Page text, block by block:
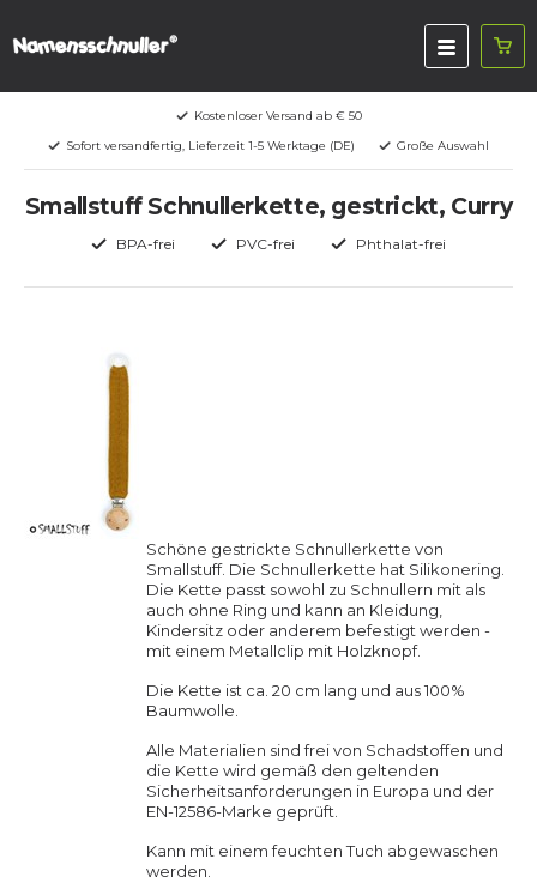
Kostenloser Versand ab € 50
Sofort versandfertig, Lieferzeit 1-5 Werktage (DE)
Große Auswahl
Smallstuff Schnullerkette, gestrickt, Curry
BPA-frei PVC-frei Phthalat-frei
Schöne gestrickte Schnullerkette von
Smallstuff. Die Schnullerkette hat Silikonering.
Die Kette passt sowohl zu Schnullern mit als
auch ohne Ring und kann an Kleidung,
Kindersitz oder anderem befestigt werden -
mit einem Metallclip mit Holzknopf.
Die Kette ist ca. 20 cm lang und aus 100%
Baumwolle.
Alle Materialien sind frei von Schadstoffen und
die Kette wird gemäß den geltenden
Sicherheitsanforderungen in Europa und der
EN-12586-Marke geprüft.
Kann mit einem feuchten Tuch abgewaschen
werden.